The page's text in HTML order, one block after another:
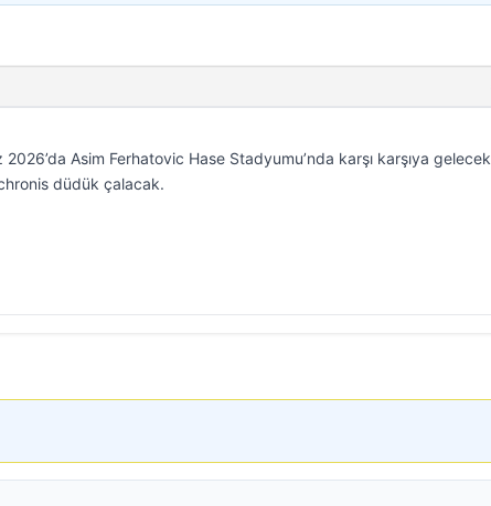
Asim Ferhatovic Hase Stadyumu’nda karşı karşıya
düdük çalacak.